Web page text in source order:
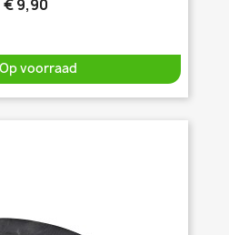
€ 9,90
Op voorraad